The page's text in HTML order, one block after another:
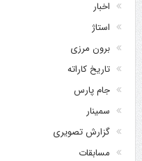
اخبار
استاژ
برون مرزی
تاریخ کاراته
جام پارس
سمینار
گزارش تصویری
مسابقات